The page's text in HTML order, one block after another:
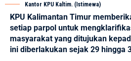
Kantor KPU Kaltim. (Istimewa)
KPU Kalimantan Timur
setiap parpol untuk
masyarakat yang ditujukan
ini diberlakukan sejak 29 hingga